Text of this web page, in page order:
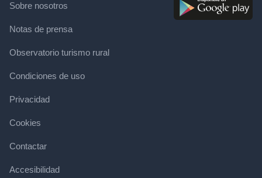
Sobre nosotros
Notas de prensa
Observatorio turismo rural
Condiciones de uso
Privacidad
Cookies
Contactar
Accesibilidad